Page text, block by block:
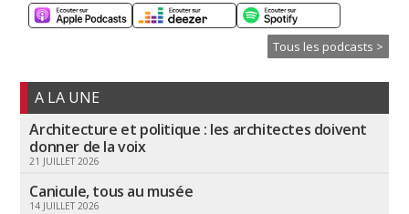
Tous les podcasts >
A LA UNE
Architecture et politique : les architectes doivent
donner de la voix
21 JUILLET 2026
Canicule, tous au musée
14 JUILLET 2026